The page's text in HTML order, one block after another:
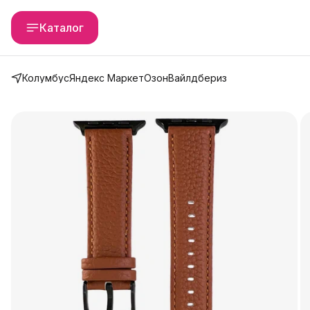
Каталог
КолумбусЯндекс МаркетОзонВайлдбериз